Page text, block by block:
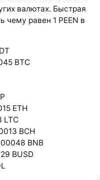
валютах. Быстрая
чему равен 1 PEEN в
BTC
ETH
LTC
BCH
BNB
BUSD